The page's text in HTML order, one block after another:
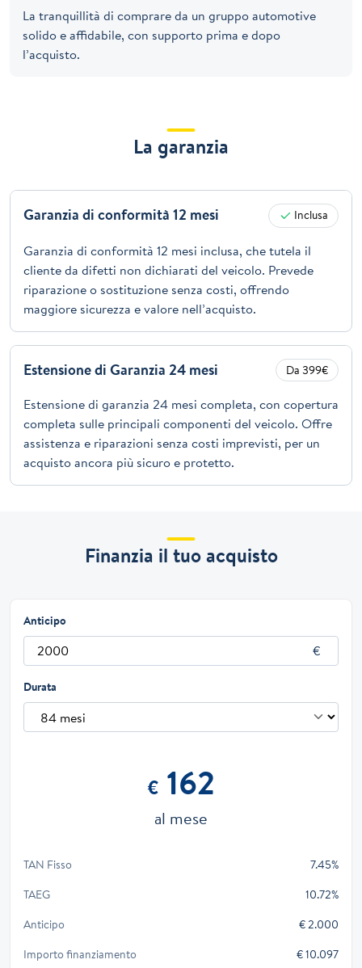
La tranquillità di comprare da un gruppo automotive
solido e affidabile, con supporto prima e dopo
l’acquisto.
La garanzia
Garanzia di conformità 12 mesi Inclusa
Garanzia di conformità 12 mesi inclusa, che tutela il
cliente da difetti non dichiarati del veicolo. Prevede
riparazione o sostituzione senza costi, offrendo
maggiore sicurezza e valore nell’acquisto.
Estensione di Garanzia 24 mesi Da 399€
Estensione di garanzia 24 mesi completa, con copertura
completa sulle principali componenti del veicolo. Offre
assistenza e riparazioni senza costi imprevisti, per un
acquisto ancora più sicuro e protetto.
Finanzia il tuo acquisto
Anticipo
Durata
€ 162
al mese
TAN Fisso
7.45%
TAEG
10.72%
Anticipo
€ 2.000
Importo finanziamento
€ 10.097